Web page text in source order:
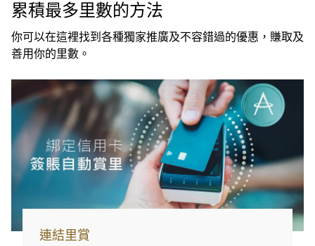
累積最多里數的方法
你可以在這裡找到各種獨家推廣及不容錯過的優惠，賺取及
善用你的里數。
連結里賞